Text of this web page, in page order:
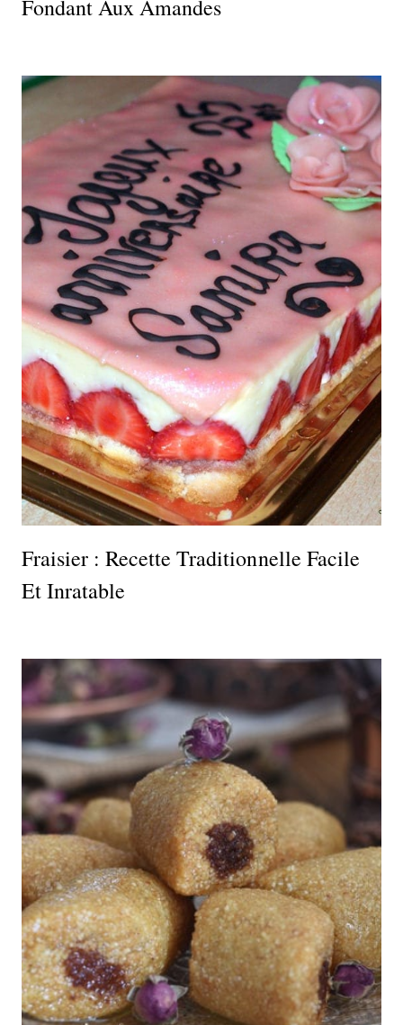
Fondant Aux Amandes
Fraisier : Recette Traditionnelle Facile
Et Inratable